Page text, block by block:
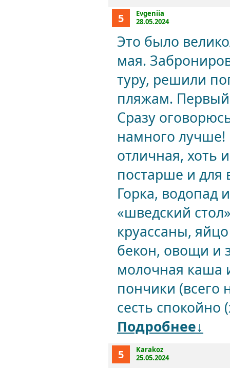
5
Evgeniia
28.05.2024
Это было
мая.
туру, решили
пляжам.
Сразу
намного лучше!
отличная, хоть
постарше и для
Горка, водопад
«шведский
круассаны,
бекон, овощи и
молочная каша
пончики (всего
сесть
Подробнее↓
5
Karakoz
25.05.2024